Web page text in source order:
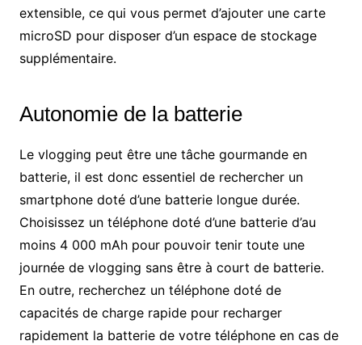
extensible, ce qui vous permet d’ajouter une carte
microSD pour disposer d’un espace de stockage
supplémentaire.
Autonomie de la batterie
Le vlogging peut être une tâche gourmande en
batterie, il est donc essentiel de rechercher un
smartphone doté d’une batterie longue durée.
Choisissez un téléphone doté d’une batterie d’au
moins 4 000 mAh pour pouvoir tenir toute une
journée de vlogging sans être à court de batterie.
En outre, recherchez un téléphone doté de
capacités de charge rapide pour recharger
rapidement la batterie de votre téléphone en cas de